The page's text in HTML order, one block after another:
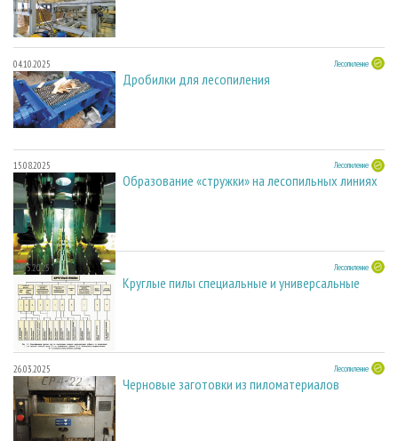
04.10.2025 Лесопиление
Дробилки для лесопиления
15.08.2025 Лесопиление
Образование «стружки» на лесопильных линиях
27.05.2025 Лесопиление
Круглые пилы специальные и универсальные
26.03.2025 Лесопиление
Черновые заготовки из пиломатериалов